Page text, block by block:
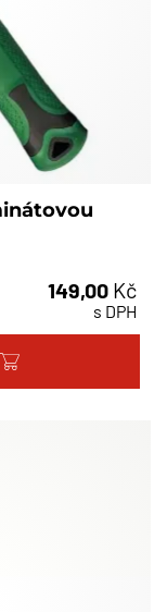
149,00 Kč
s DPH